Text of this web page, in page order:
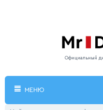
Официальный
МЕНЮ